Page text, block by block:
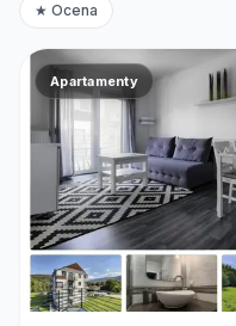
★ Ocena
Apartamenty